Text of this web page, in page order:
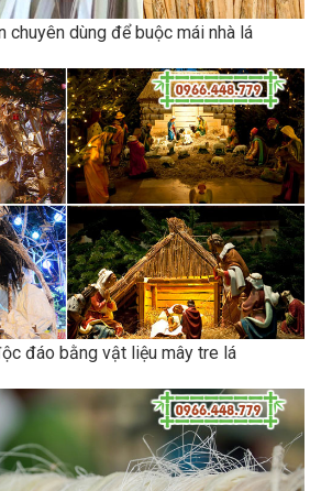
chuyên dùng để buộc mái nhà lá
đáo bằng vật liệu mây tre lá